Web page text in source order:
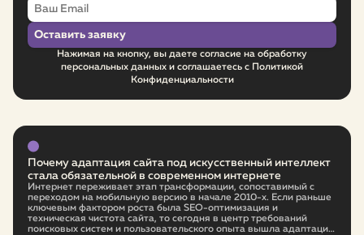
Нажимая на кнопку, вы даете согласие на обработку
персональных данных и соглашаетесь с Политикой
Конфиденциальности
Почему адаптация сайта под искусственный интеллект
стала обязательной в современном интернете
Интернет переживает этап трансформации, сопоставимый с
переходом на мобильную версию в начале 2010-х. Если раньше
ключевым фактором роста была SEO-оптимизация и
техническая чистота сайта, то сегодня в центр требований
поисковых систем и пользовательского опыта вышла адаптация